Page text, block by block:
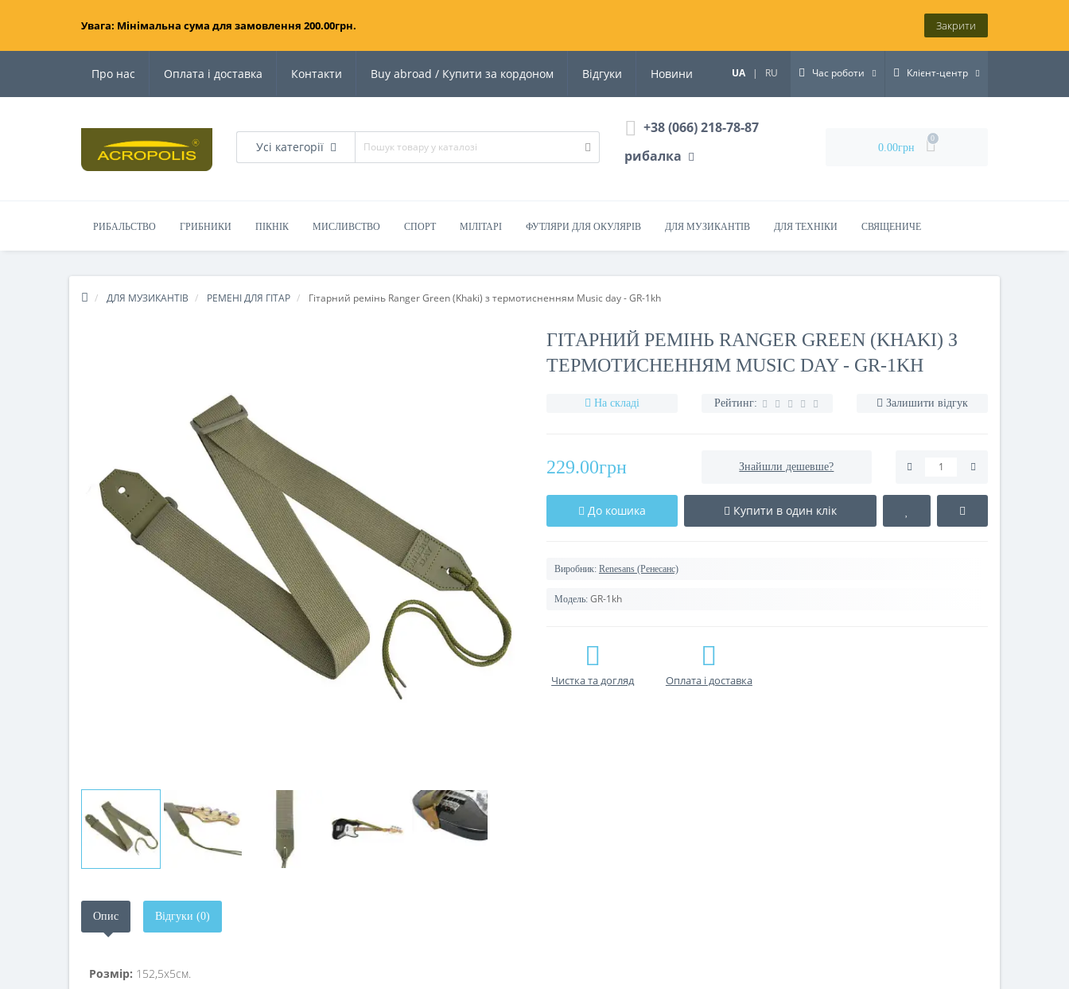
Увага: Мінімальна сума для замовлення 200.00грн. Закрити
Про нас Оплата і доставка Контакти Buy abroad / Купити за кордоном Відгуки Новини UA | RU Час роботи Клієнт-центр
Усі категорії
+38 (066) 218-78-87
рибалка
0.00грн
0
РИБАЛЬСТВО ГРИБНИКИ ПІКНІК МИСЛИВСТВО СПОРТ МІЛІТАРІ ФУТЛЯРИ ДЛЯ ОКУЛЯРІВ ДЛЯ МУЗИКАНТІВ ДЛЯ ТЕХНІКИ СВЯЩЕНИЧЕ
ДЛЯ МУЗИКАНТІВ РЕМЕНІ ДЛЯ ГІТАР Гітарний ремінь Ranger Green (Khaki) з термотисненням Music day - GR-1kh
ГІТАРНИЙ РЕМІНЬ RANGER GREEN (KHAKI) З
ТЕРМОТИСНЕННЯМ MUSIC DAY - GR-1KH
На складі Рейтинг: Залишити відгук
229.00грн Знайшли дешевше?
До кошика Купити в один клік
Виробник: Renesans (Ренесанс)
Модель: GR-1kh
Чистка та догляд Оплата і доставка
Опис Відгуки (0)
Розмір: 152,5х5см.